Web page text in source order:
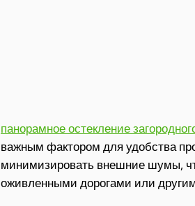
панорамное остекление
важным фактором для удобства
минимизировать внешние шумы,
оживленными дорогами или